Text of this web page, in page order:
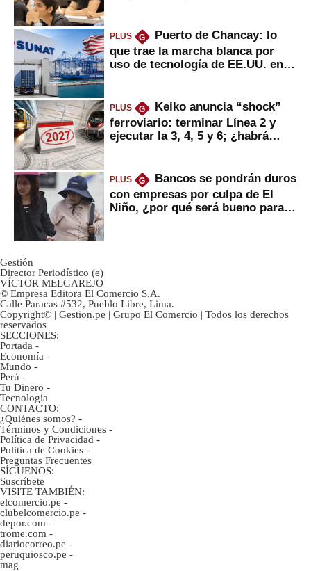
PLUS G
Puerto de Chancay: lo
que trae la marcha blanca por
uso de tecnología de EE.UU. en
PLUS G
Keiko anuncia “shock”
ferroviario: terminar Línea 2 y
ejecutar la 3, 4, 5 y 6; ¿habrá
PLUS G
Bancos se pondrán duros
con empresas por culpa de El
Niño, ¿por qué será bueno para
Gestión
Director Periodístico (e)
VÍCTOR MELGAREJO
© Empresa Editora El Comercio S.A.
Calle Paracas #532, Pueblo Libre, Lima.
Copyright© | Gestion.pe | Grupo El Comercio | Todos los derechos
reservados
SECCIONES:
Portada -
Economía -
Mundo -
Perú -
Tu Dinero -
Tecnología
CONTACTO:
¿Quiénes somos? -
Términos y Condiciones -
Política de Privacidad -
Politica de Cookies -
Preguntas Frecuentes
SÍGUENOS:
Suscríbete
VISITE TAMBIÉN:
elcomercio.pe -
clubelcomercio.pe -
depor.com -
trome.com -
diariocorreo.pe -
peruquiosco.pe -
mag